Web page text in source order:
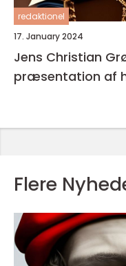
redaktionel
17. January 2024
Jens Christian
præsentation af
Flere